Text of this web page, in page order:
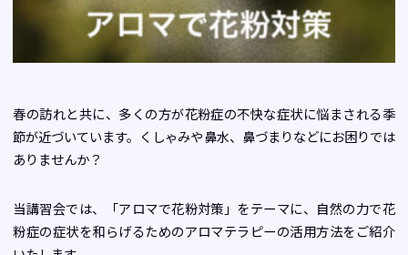
春の訪れと共に、多くの方が花粉症の不快な症状に悩まされる季
節が近づいています。くしゃみや鼻水、鼻づまりなどにお困りでは
ありませんか？
当講習会では、「アロマで花粉対策」をテーマに、自然の力で花
粉症の症状を和らげるためのアロマテラピーの活用方法をご紹介